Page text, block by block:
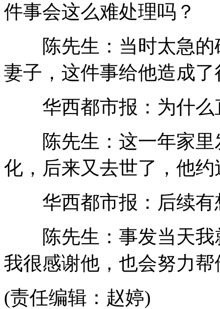
件事会这么难处理吗？
陈先生：当时太急的
妻子，这件事给他造成
华西都市报：为什么
陈先生：这一年家里
化，后来又去世了，他
华西都市报：后续有
陈先生：事发当天我
我很感谢他，也会努力
(责任编辑：赵婷)